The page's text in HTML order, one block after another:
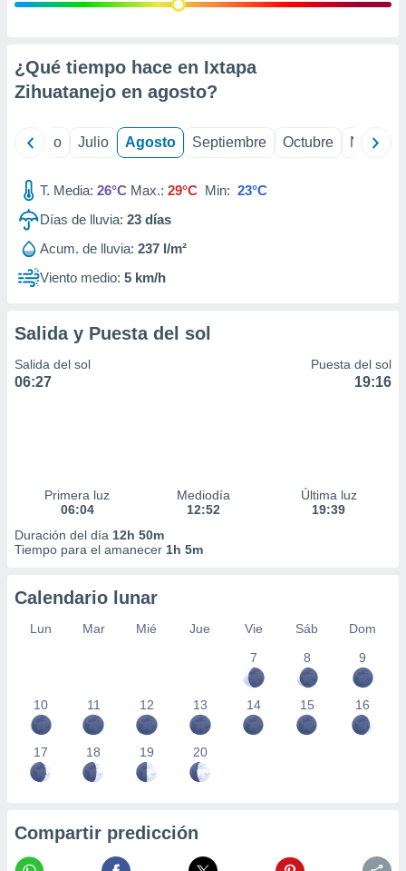
e
mediante
de
1199
¿Qué tiempo hace en Ixtapa
Zihuatanejo en agosto?
Junio Julio Agosto Septiembre Octubre
T. Media: 26°C Max.: 29°C Min: 23°C
Días de lluvia: 23 días
Acum. de lluvia: 237 l/m²
Viento medio: 5 km/h
Salida y Puesta del sol
Salida del sol
06:27
Puesta del sol
19:16
Primera luz
06:04
Mediodía
12:52
Última luz
19:39
Duración del día 12h 50m
Tiempo para el amanecer 1h 5m
Calendario lunar
Lun Mar Mié Jue Vie Sáb
Dom
7
8 9
10 11 12 13 14 15 16
17 18 19 20
Compartir predicción